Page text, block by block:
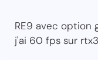
RE9 avec option
j'ai 60 fps sur